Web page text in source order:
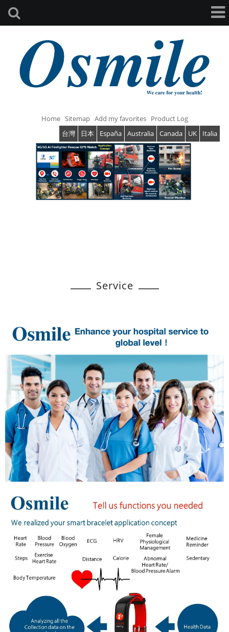
Home Sitemap Add my favorites
台灣
日本 España Australia Canada UK Italia
Product Log
Service